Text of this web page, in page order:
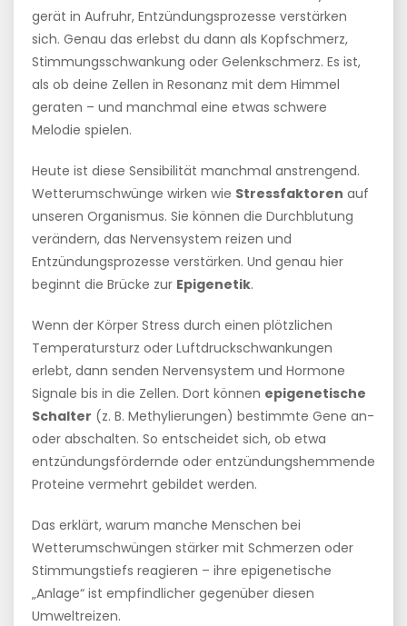
gerät in Aufruhr, Entzündungsprozesse verstärken
sich. Genau das erlebst du dann als Kopfschmerz,
Stimmungsschwankung oder Gelenkschmerz. Es ist,
als ob deine Zellen in Resonanz mit dem Himmel
geraten – und manchmal eine etwas schwere
Melodie spielen.
Heute ist diese Sensibilität manchmal anstrengend.
Wetterumschwünge wirken wie Stressfaktoren auf
unseren Organismus. Sie können die Durchblutung
verändern, das Nervensystem reizen und
Entzündungsprozesse verstärken. Und genau hier
beginnt die Brücke zur Epigenetik.
Wenn der Körper Stress durch einen plötzlichen
Temperatursturz oder Luftdruckschwankungen
erlebt, dann senden Nervensystem und Hormone
Signale bis in die Zellen. Dort können epigenetische
Schalter (z. B. Methylierungen) bestimmte Gene an-
oder abschalten. So entscheidet sich, ob etwa
entzündungsfördernde oder entzündungshemmende
Proteine vermehrt gebildet werden.
Das erklärt, warum manche Menschen bei
Wetterumschwüngen stärker mit Schmerzen oder
Stimmungstiefs reagieren – ihre epigenetische
„Anlage“ ist empfindlicher gegenüber diesen
Umweltreizen.